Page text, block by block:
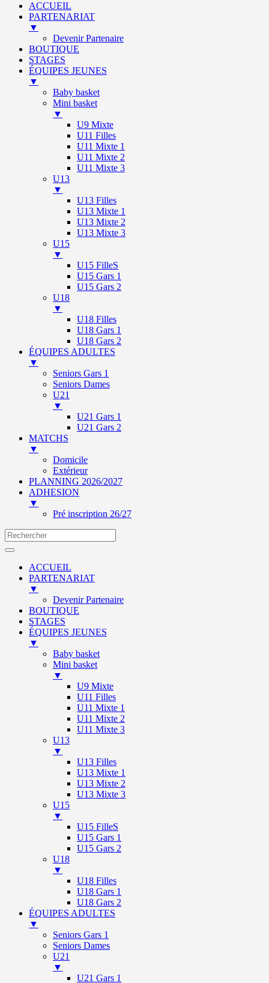
ACCUEIL
PARTENARIAT
▼
Devenir Partenaire
BOUTIQUE
STAGES
ÉQUIPES JEUNES
▼
Baby basket
Mini basket
▼
U9 Mixte
U11 Filles
U11 Mixte 1
U11 Mixte 2
U11 Mixte 3
U13
▼
U13 Filles
U13 Mixte 1
U13 Mixte 2
U13 Mixte 3
U15
▼
U15 FilleS
U15 Gars 1
U15 Gars 2
U18
▼
U18 Filles
U18 Gars 1
U18 Gars 2
ÉQUIPES ADULTES
▼
Seniors Gars 1
Seniors Dames
U21
▼
U21 Gars 1
U21 Gars 2
MATCHS
▼
Domicile
Extérieur
PLANNING 2026/2027
ADHESION
▼
Pré inscription 26/27
ACCUEIL
PARTENARIAT
▼
Devenir Partenaire
BOUTIQUE
STAGES
ÉQUIPES JEUNES
▼
Baby basket
Mini basket
▼
U9 Mixte
U11 Filles
U11 Mixte 1
U11 Mixte 2
U11 Mixte 3
U13
▼
U13 Filles
U13 Mixte 1
U13 Mixte 2
U13 Mixte 3
U15
▼
U15 FilleS
U15 Gars 1
U15 Gars 2
U18
▼
U18 Filles
U18 Gars 1
U18 Gars 2
ÉQUIPES ADULTES
▼
Seniors Gars 1
Seniors Dames
U21
▼
U21 Gars 1